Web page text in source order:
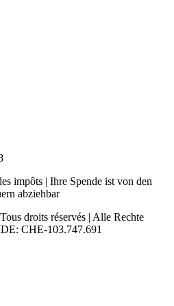
impôts | Ihre Spende ist von den
abziehbar
droits réservés | Alle Rechte
CHE-103.747.691